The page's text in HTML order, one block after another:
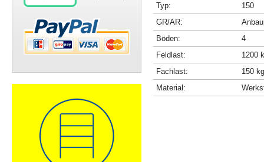
Typ:
150
GR/AR:
Böden:
4
Feldlast:
1200
Fachlast:
150 kg
Material: